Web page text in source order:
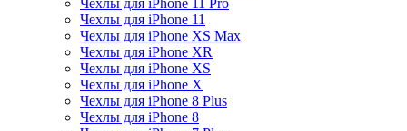
Чехлы для iPhone 11 Pro
Чехлы для iPhone 11
Чехлы для iPhone XS Max
Чехлы для iPhone XR
Чехлы для iPhone XS
Чехлы для iPhone X
Чехлы для iPhone 8 Plus
Чехлы для iPhone 8